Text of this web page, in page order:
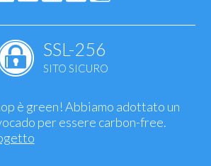
SSL-256
SITO SICURO
è green! Abbiamo adottato un
per essere carbon-free.